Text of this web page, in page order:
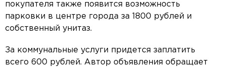
покупателя также появится возможность
парковки в центре города за 1800 рублей и
собственный унитаз.
За коммунальные услуги придется заплатить
всего 600 рублей. Автор объявления обращает